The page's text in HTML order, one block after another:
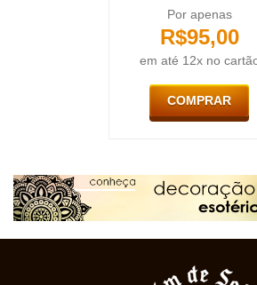
Por apenas
R$95,00
em até 12x no
COMPRAR